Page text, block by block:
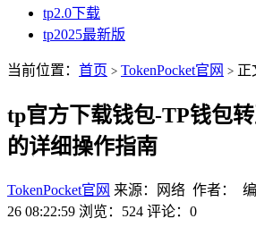
tp2.0下载
tp2025最新版
当前位置： 首页 > TokenPocket官网 > 正
tp官方下载钱包-TP钱包
的详细操作指南
TokenPocket官网 来源：网络 作者： 编
26 08:22:59 浏览：524 评论：0